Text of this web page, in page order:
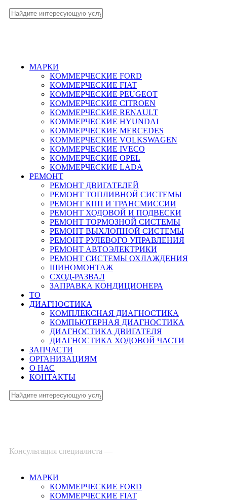
МАРКИ
КОММЕРЧЕСКИЕ FORD
КОММЕРЧЕСКИЕ FIAT
КОММЕРЧЕСКИЕ PEUGEOT
КОММЕРЧЕСКИЕ CITROEN
КОММЕРЧЕСКИЕ RENAULT
КОММЕРЧЕСКИЕ HYUNDAI
КОММЕРЧЕСКИЕ MERCEDES
КОММЕРЧЕСКИЕ VOLKSWAGEN
КОММЕРЧЕСКИЕ IVECO
КОММЕРЧЕСКИЕ OPEL
КОММЕРЧЕСКИЕ LADA
РЕМОНТ
РЕМОНТ ДВИГАТЕЛЕЙ
РЕМОНТ ТОПЛИВНОЙ СИСТЕМЫ
РЕМОНТ КПП И ТРАНСМИССИИ
РЕМОНТ ХОДОВОЙ И ПОДВЕСКИ
РЕМОНТ ТОРМОЗНОЙ СИСТЕМЫ
РЕМОНТ ВЫХЛОПНОЙ СИСТЕМЫ
РЕМОНТ РУЛЕВОГО УПРАВЛЕНИЯ
РЕМОНТ АВТОЭЛЕКТРИКИ
РЕМОНТ СИСТЕМЫ ОХЛАЖДЕНИЯ
ШИНОМОНТАЖ
СХОД-РАЗВАЛ
ЗАПРАВКА КОНДИЦИОНЕРА
ТО
ДИАГНОСТИКА
КОМПЛЕКСНАЯ ДИАГНОСТИКА
КОМПЬЮТЕРНАЯ ДИАГНОСТИКА
ДИАГНОСТИКА ДВИГАТЕЛЯ
ДИАГНОСТИКА ХОДОВОЙ ЧАСТИ
ЗАПЧАСТИ
ОРГАНИЗАЦИЯМ
О НАС
КОНТАКТЫ
Консультация специалиста —
МАРКИ
КОММЕРЧЕСКИЕ FORD
КОММЕРЧЕСКИЕ FIAT